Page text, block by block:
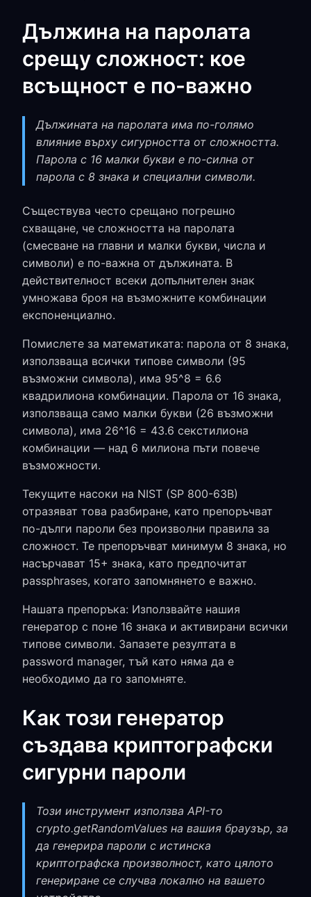
Дължина на паролата
срещу сложност: кое
всъщност е по-важно
Дължината на паролата има по-голямо
влияние върху сигурността от сложността.
Парола с 16 малки букви е по-силна от
парола с 8 знака и специални символи.
Съществува често срещано погрешно
схващане, че сложността на паролата
(смесване на главни и малки букви, числа и
символи) е по-важна от дължината. В
действителност всеки допълнителен знак
умножава броя на възможните комбинации
експоненциално.
Помислете за математиката: парола от 8 знака,
използваща всички типове символи (95
възможни символа), има 95^8 = 6.6
квадрилиона комбинации. Парола от 16 знака,
използваща само малки букви (26 възможни
символа), има 26^16 = 43.6 секстилиона
комбинации — над 6 милиона пъти повече
възможности.
Текущите насоки на NIST (SP 800-63B)
отразяват това разбиране, като препоръчват
по-дълги пароли без произволни правила за
сложност. Те препоръчват минимум 8 знака, но
насърчават 15+ знака, като предпочитат
passphrases, когато запомнянето е важно.
Нашата препоръка: Използвайте нашия
генератор с поне 16 знака и активирани всички
типове символи. Запазете резултата в
password manager, тъй като няма да е
необходимо да го запомняте.
Как този генератор
създава криптографски
сигурни пароли
Този инструмент използва API-то
crypto.getRandomValues на вашия браузър, за
да генерира пароли с истинска
криптографска произволност, като цялото
генериране се случва локално на вашето